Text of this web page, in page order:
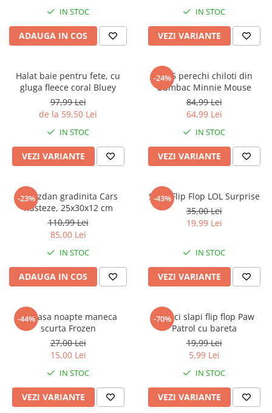
IN STOC
ADAUGA IN COS
IN STOC
VEZI VARIANTE
Halat baie pentru fete, cu
gluga fleece coral Bluey
97,99 Lei
de la 59,50 Lei
IN STOC
VEZI VARIANTE
-24%
Set 5 perechi chiloti din
bumbac Minnie Mouse
84,99 Lei
64,99 Lei
IN STOC
VEZI VARIANTE
-23%
Ghiozdan gradinita Cars
Rusteze, 25x30x12 cm
110,99 Lei
85,00 Lei
IN STOC
ADAUGA IN COS
-43%
Slapi Flip Flop LOL Surprise
35,00 Lei
19,99 Lei
IN STOC
VEZI VARIANTE
-44%
Camasa noapte maneca
scurta Frozen
27,00 Lei
15,00 Lei
IN STOC
VEZI VARIANTE
-70%
Papuci slapi flip flop Paw
Patrol cu bareta
19,99 Lei
5,99 Lei
IN STOC
VEZI VARIANTE